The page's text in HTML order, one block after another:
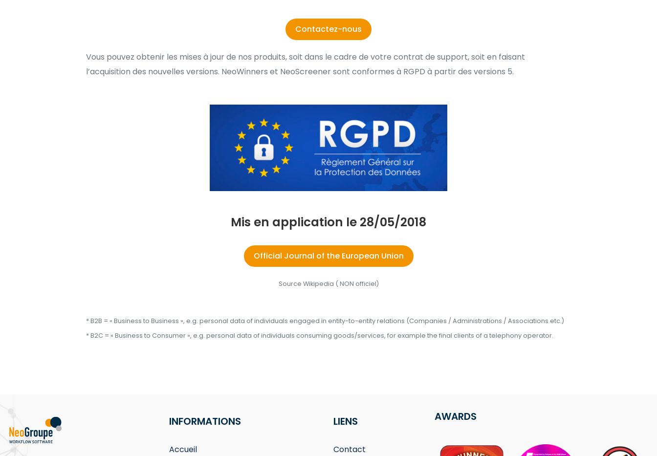
Contactez-nous
Vous pouvez obtenir les mises à jour de nos produits, soit dans le cadre de votre contrat de support, soit en faisant
l’acquisition des nouvelles versions. NeoWinners et NeoScreener sont conformes à RGPD à partir des versions 5.
Mis en application le 28/05/2018
Official Journal of the European Union
Source Wikipedia ( NON officiel)
* B2B = « Business to Business », e.g. personal data of individuals engaged in entity-to-entity relations (Companies / Administrations / Associations etc.)
* B2C = « Business to Consumer », e.g. personal data of individuals consuming goods/services, for example the final clients of a telephony operator.
INFORMATIONS
Accueil
LIENS
Contact
AWARDS